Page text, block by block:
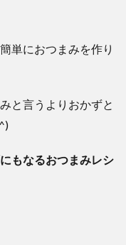
単におつまみを作り
と言うよりおかずと
もなるおつまみレシ